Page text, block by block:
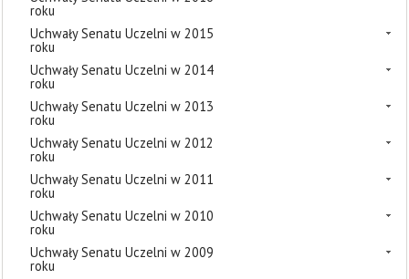
roku
Uchwały Senatu Uczelni w 2015
roku
Uchwały Senatu Uczelni w 2014
roku
Uchwały Senatu Uczelni w 2013
roku
Uchwały Senatu Uczelni w 2012
roku
Uchwały Senatu Uczelni w 2011
roku
Uchwały Senatu Uczelni w 2010
roku
Uchwały Senatu Uczelni w 2009
roku